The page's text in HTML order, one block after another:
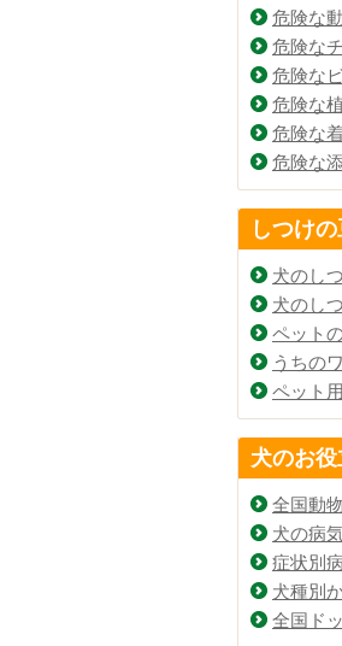
危険な
危険な
危険な
危険な
危険な
危険な
しつけ
犬のし
犬のし
ペット
うちの
ペット
犬のお
全国動
犬の病
症状別
犬種別
全国ド